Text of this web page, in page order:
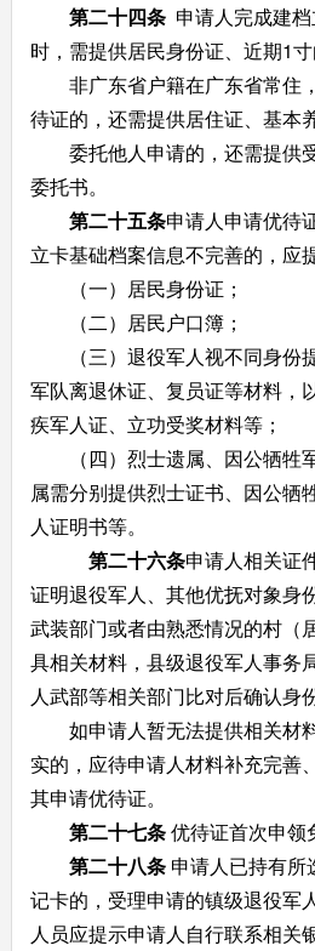
第二十四条 申请人完成建
时，需提供居民身份证、近期1寸
非广东省户籍在广东省常住
待证的，还需提供居住证、基本
委托他人申请的，还需提供
委托书。
第二十五条申请人申请优待
立卡基础档案信息不完善的，应
（一）居民身份证；
（二）居民户口簿；
（三）退役军人视不同身份提
军队离退休证、复员证等材料，
疾军人证、立功受奖材料等；
（四）烈士遗属、因公牺牲
属需分别提供烈士证书、因公牺
人证明书等。
第二十六条申请人相关证
证明退役军人、其他优抚对象身
武装部门或者由熟悉情况的村（
具相关材料，县级退役军人事务
人武部等相关部门比对后确认身份
如申请人暂无法提供相关材
实的，应待申请人材料补充完善
其申请优待证。
第二十七条优待证首次申领
第二十八条 申请人已持有所
记卡的，受理申请的镇级退役军
人员应提示申请人自行联系相关